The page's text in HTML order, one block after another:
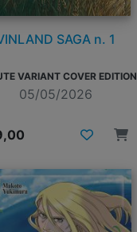
SAGA n. 1
VARIANT COVER EDITION
05/05/2026